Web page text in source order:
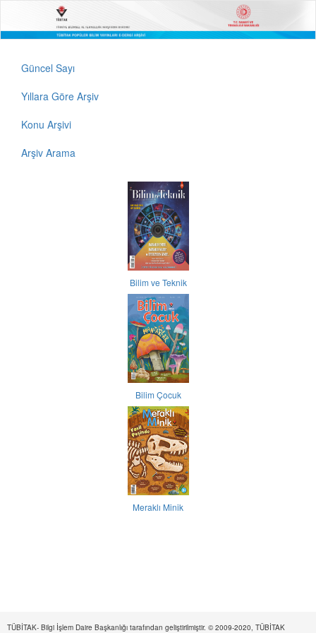
Güncel Sayı
Yıllara Göre Arşiv
Konu Arşivi
Arşiv Arama
Bilim ve Teknik
Bilim Çocuk
Meraklı Minik
TÜBİTAK- Bilgi İşlem Daire Başkanlığı tarafından geliştirilmiştir. © 2009-2020, TÜBİTAK